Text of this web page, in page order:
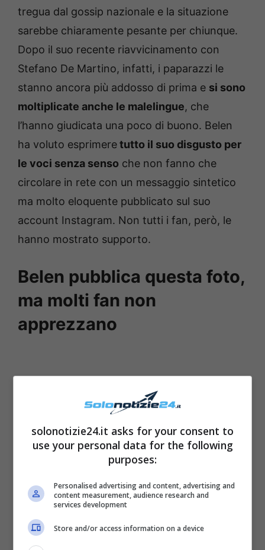
tregua dal gossip nazionale e la situazione
sarebbe chiaramente pesante per chiunque.
Dopo il suo recente riavvicinamento con
Stefano De Martino, infatti, i paparazzi le
stanno ancora più addosso di prima e si sono
moltiplicate anche le malelingue, che
l’hanno giudicata una poco di buono. Belen
ha voluto esprimeretutto il suo disgusto per
le voci senza senso che non fanno che
circolare in rete con un messaggio sintetico
ma molto eloquente pubblicato sul suo
account Instagram. Non tutti i fan, però, le
hanno mostrato supporto.
Belen pubblica questa foto,
ma molti fan non
apprezzano
foto che la ritrae in primo piano, con in
solonotizie24.it asks for your consent to
use your personal data for the following
purposes:
Personalised advertising and content, advertising and
content measurement, audience research and
services development
Store and/or access information on a device